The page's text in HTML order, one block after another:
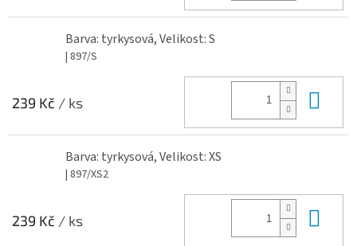
Barva: tyrkysová, Velikost: S
| 897/S
239 Kč / ks
Barva: tyrkysová, Velikost: XS
| 897/XS2
239 Kč / ks